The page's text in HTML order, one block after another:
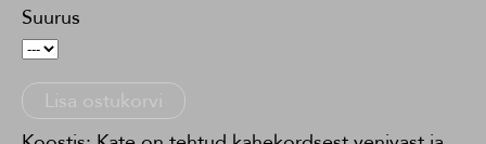
Suurus
Lisa ostukorvi